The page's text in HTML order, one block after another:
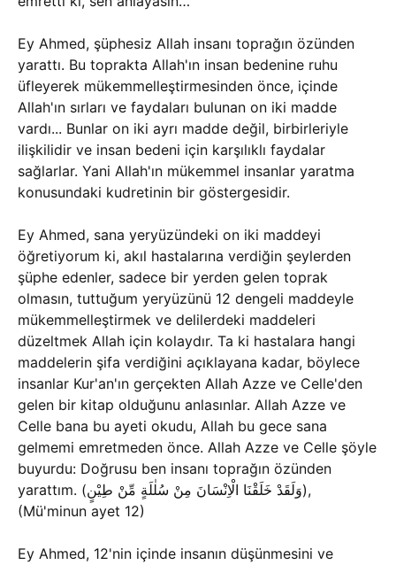
Ey Ahmed, şüphesiz Allah insanı toprağın özünden
yarattı. Bu toprakta Allah'ın insan bedenine ruhu
üfleyerek mükemmelleştirmesinden önce, içinde
Allah'ın sırları ve faydaları bulunan on iki madde
vardı... Bunlar on iki ayrı madde değil, birbirleriyle
ilişkilidir ve insan bedeni için karşılıklı faydalar
sağlarlar. Yani Allah'ın mükemmel insanlar yaratma
konusundaki kudretinin bir göstergesidir.
Ey Ahmed, sana yeryüzündeki on iki maddeyi
öğretiyorum ki, akıl hastalarına verdiğin şeylerden
şüphe edenler, sadece bir yerden gelen toprak
olmasın, tuttuğum yeryüzünü 12 dengeli maddeyle
mükemmelleştirmek ve delilerdeki maddeleri
düzeltmek Allah için kolaydır. Ta ki hastalara hangi
maddelerin şifa verdiğini açıklayana kadar, böylece
insanlar Kur'an'ın gerçekten Allah Azze ve Celle'den
gelen bir kitap olduğunu anlasınlar. Allah Azze ve
Celle bana bu ayeti okudu, Allah bu gece sana
gelmemi emretmeden önce. Allah Azze ve Celle şöyle
buyurdu: Doğrusu ben insanı toprağın özünden
yarattım. (وَلَقَدْ خَلَقْنَا الْاِنْسَانَ مِنْ سُلٰلَةٍ مِّنْ طِيْنٍ),
(Mü'minun ayet 12)
Ey Ahmed, 12'nin içinde insanın düşünmesini ve